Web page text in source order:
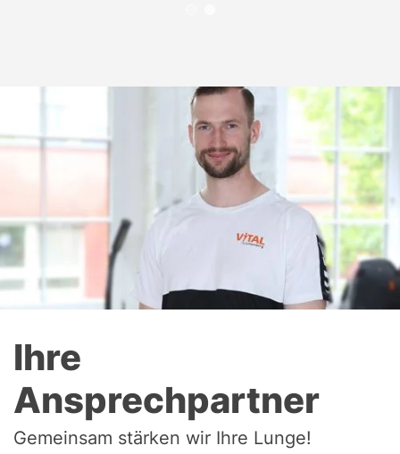
Ihre
Ansprechpartner
Gemeinsam stärken wir Ihre Lunge!